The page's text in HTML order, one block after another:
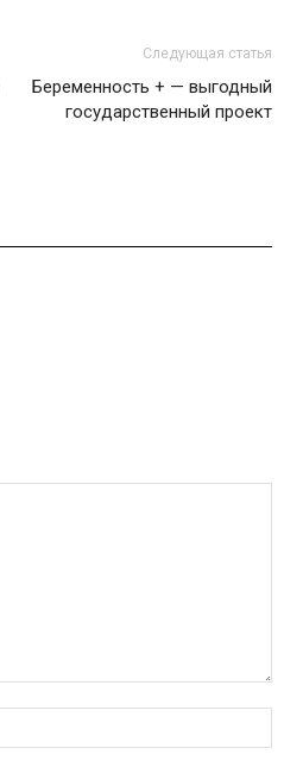
Следующая статья
Беременность + — выгодный
государственный проект